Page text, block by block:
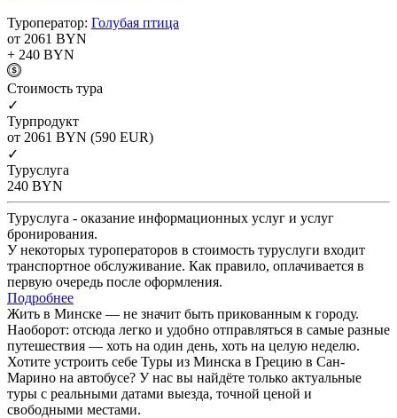
Туроператор: Голубая птица
от 2061 BYN
+ 240 BYN
Cтоимость тура
✓
Турпродукт
от 2061 BYN (590 EUR)
✓
Туруслуга
240 BYN
Туруслуга - оказание информационных услуг и услуг
бронирования.
У некоторых туроператоров в стоимость туруслуги входит
транспортное обслуживание. Как правило, оплачивается в
первую очередь после оформления.
Подробнее
Жить в Минске — не значит быть прикованным к городу.
Наоборот: отсюда легко и удобно отправляться в самые разные
путешествия — хоть на один день, хоть на целую неделю.
Хотите устроить себе Туры из Минска в Грецию в Сан-
Марино на автобусе? У нас вы найдёте только актуальные
туры с реальными датами выезда, точной ценой и
свободными местами.